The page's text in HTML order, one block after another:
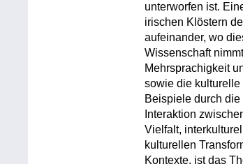
unterworfen ist.
irischen Klöstern
aufeinander, wo
Wissenschaft
Mehrsprachigkeit
sowie die
Beispiele durch
Interaktion
Vielfalt,
kulturellen
Kontexte, ist das